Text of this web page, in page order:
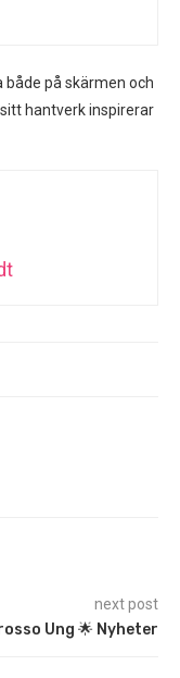
på skärmen och
hantverk inspirerar
next post
Ung 🌟 Nyheter